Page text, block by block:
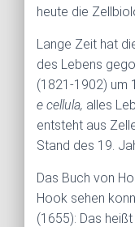
heute die
Lange Zeit hat
des Lebens
(1821-1902) um
e cellula, alles
entsteht aus
Stand des 19.
Das Buch von
Hook sehen
(1655): Das heißt